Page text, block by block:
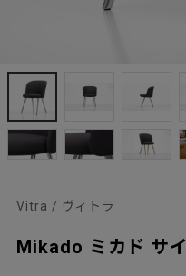
Vitra / ヴィトラ
Mikado ミカド サ